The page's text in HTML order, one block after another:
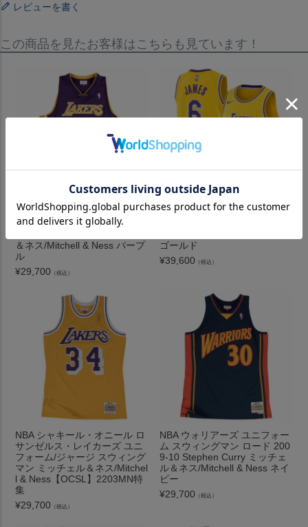
レビューを書く
この商品を見たお客様はこちらも見ています！
NBA シャキール・オニール レ
イカーズ ユニフォーム スウィ
＆ネス/Mitchell & Ness パープ
ル
¥29,700 （税込）
NBA レブロン・ジェームズ レ
ゴールド
¥39,600 （税込）
NBA シャキール・オニール ロ
サンゼルス・レイカーズ ユニ
フォーム/ジャージ スウィング
マン ミッチェル＆ネス/Mitchel
l & Ness【OCSL】2203MN特
集
¥29,700 （税込）
NBA ウォリアーズ ユニフォー
ム スウィングマン ロード 200
9-10 Stephen Curry ミッチェ
ル＆ネス/Mitchell & Ness ネイ
ビー
¥29,700 （税込）